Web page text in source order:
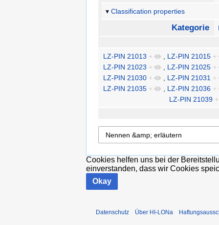
Classification properties
Kategorie
LZ-PIN 21013 + , LZ-PIN 21015 +
LZ-PIN 21023 + , LZ-PIN 21025 +
LZ-PIN 21030 + , LZ-PIN 21031 +
LZ-PIN 21035 + , LZ-PIN 21036 +
LZ-PIN 21039 +
Cookies helfen uns bei der
einverstanden, dass wir Cookies
Okay
Datenschutz Über HI-LONa